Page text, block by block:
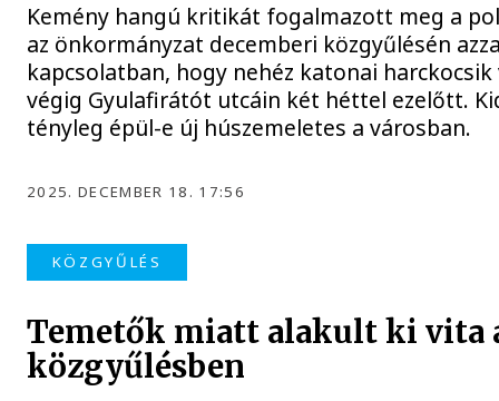
Kemény hangú kritikát fogalmazott meg a
az önkormányzat decemberi közgyűlésén
kapcsolatban, hogy nehéz katonai
végig Gyulafirátót utcáin két héttel ezelőtt.
tényleg épül-e új húszemeletes a városban.
2025. DECEMBER 18. 17:56
KÖZGYŰLÉS
Temetők miatt alakult ki vita
közgyűlésben